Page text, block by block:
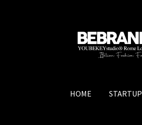
alla
navigazione
contenuto
HOME STARTUP